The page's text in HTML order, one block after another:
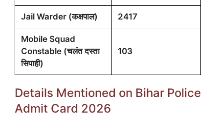
Jail Warder (कक्षपाल) 2417
Mobile Squad
Constable (चलंत दस्ता
सिपाही)
103
Details Mentioned on Bihar Police
Admit Card 2026